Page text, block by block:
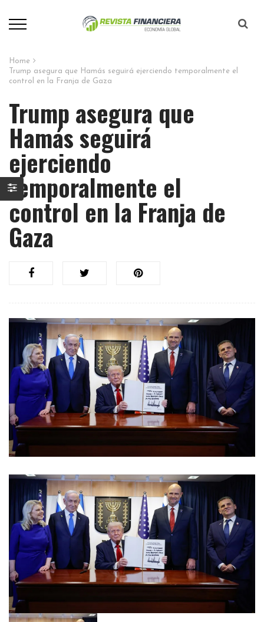
Home
Trump asegura que Hamás seguirá ejerciendo temporalmente el
control en la Franja de Gaza
Trump asegura que
Hamás seguirá
ejerciendo
temporalmente el
control en la Franja de
Gaza